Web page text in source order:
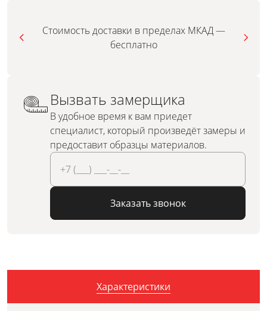
Стоимость доставки в пределах МКАД —
бесплатно
Вызвать замерщика
В удобное время к вам приедет
специалист, который произведёт замеры и
предоставит образцы материалов.
Заказать звонок
Характеристики